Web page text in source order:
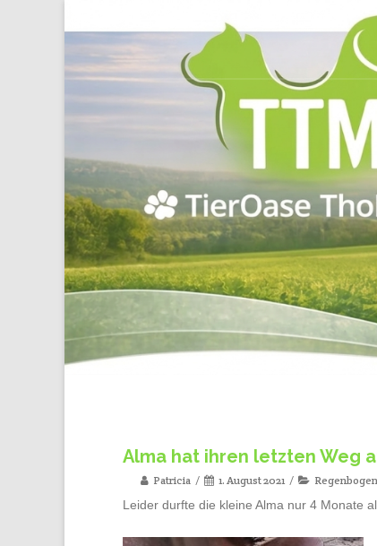
Alma hat ihren letzten Weg
Patricia 1. August 2021 Regenbogen
Leider durfte die kleine Alma nur 4 Monate